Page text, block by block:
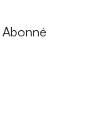
Abonné